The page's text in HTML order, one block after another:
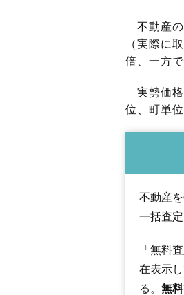
不動産の
（実際に
倍、一方
実勢価格
位、町単
不動産
一括査
「無料
在表示
る。 無